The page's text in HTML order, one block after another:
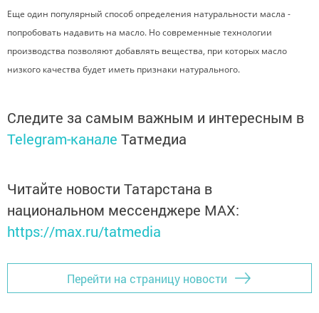
Еще один популярный способ определения натуральности масла -
попробовать надавить на масло. Но современные технологии
производства позволяют добавлять вещества, при которых масло
низкого качества будет иметь признаки натурального.
Следите за самым важным и интересным в
Telegram-канале Татмедиа
Читайте новости Татарстана в
национальном мессенджере MАХ:
https://max.ru/tatmedia
Перейти на страницу новости